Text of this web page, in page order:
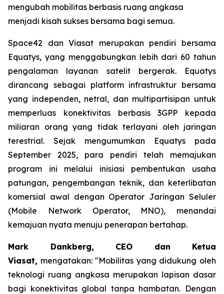
mengubah mobilitas berbasis ruang angkasa
menjadi kisah sukses bersama bagi semua.
Space42 dan Viasat merupakan pendiri bersama
Equatys, yang menggabungkan lebih dari 60 tahun
pengalaman layanan satelit bergerak. Equatys
dirancang sebagai platform infrastruktur bersama
yang independen, netral, dan multipartisipan untuk
memperluas konektivitas berbasis 3GPP kepada
miliaran orang yang tidak terlayani oleh jaringan
terestrial. Sejak mengumumkan Equatys pada
September 2025, para pendiri telah memajukan
program ini melalui inisiasi pembentukan usaha
patungan, pengembangan teknik, dan keterlibatan
komersial awal dengan Operator Jaringan Seluler
(Mobile Network Operator, MNO), menandai
kemajuan nyata menuju penerapan bertahap.
Mark Dankberg, CEO dan Ketua
Viasat, mengatakan: "Mobilitas yang didukung oleh
teknologi ruang angkasa merupakan lapisan dasar
bagi konektivitas global tanpa hambatan. Dengan